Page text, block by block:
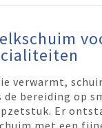
verwarmt,
bereiding op
Er
met een